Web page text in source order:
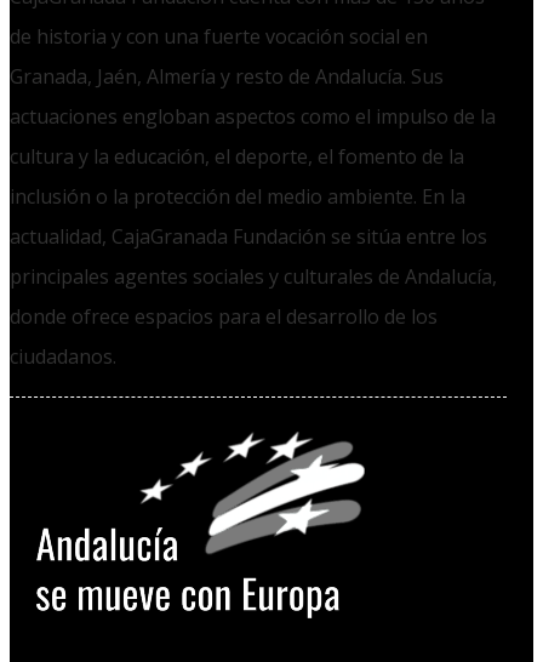
de historia y con una fuerte vocación social en
Granada, Jaén, Almería y resto de Andalucía. Sus
actuaciones engloban aspectos como el impulso de la
cultura y la educación, el deporte, el fomento de la
inclusión o la protección del medio ambiente. En la
actualidad, CajaGranada Fundación se sitúa entre los
principales agentes sociales y culturales de Andalucía,
donde ofrece espacios para el desarrollo de los
ciudadanos.